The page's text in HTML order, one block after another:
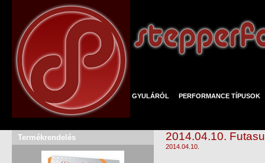
GYULÁRÓL PERFORMANCE TÍPUSOK
Termékrendelés 2014.04.10.
2014.04.10.